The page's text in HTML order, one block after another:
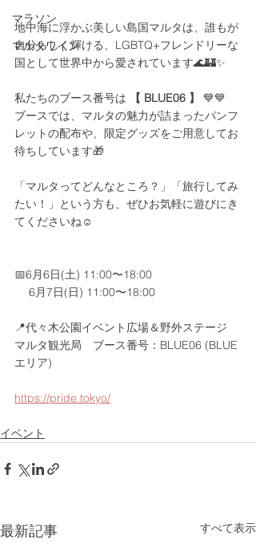
マラソン
マルタワイン
地中海に浮かぶ美しい島国マルタは、誰もが
自分らしく輝ける、LGBTQ+フレンドリーな
国として世界中から愛されています🌊🏰✨
私たちのブース番号は 【 BLUE06 】
💙💙
ブースでは、マルタの魅力が詰まったパンフ
レットの配布や、限定グッズをご用意してお
待ちしています🎁
「マルタってどんなところ？」「旅行してみ
たい！」という方も、ぜひお気軽に遊びにき
てくださいね☺️
📅6月6日(土) 11:00〜18:00
6月7日(日) 11:00〜18:00
📍代々木公園イベント広場＆野外ステージ
マルタ観光局　ブース番号：BLUE06 (BLUE
エリア)
https://pride.tokyo/
イベント
最新記事 すべて表示